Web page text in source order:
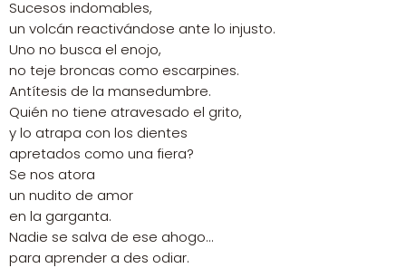
Sucesos indomables,
un volcán reactivándose ante lo injusto.
Uno no busca el enojo,
no teje broncas como escarpines.
Antítesis de la mansedumbre.
Quién no tiene atravesado el grito,
y lo atrapa con los dientes
apretados como una fiera?
Se nos atora
un nudito de amor
en la garganta.
Nadie se salva de ese ahogo…
para aprender a des odiar.